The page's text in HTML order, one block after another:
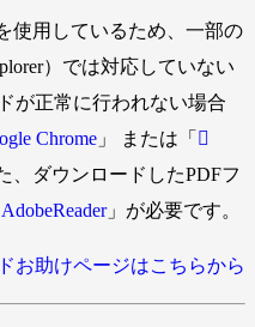
使用しているため、一部の
）では対応していない
が正常に行われない場合
Chrome 」 または「
、ダウンロードしたPDFフ
AdobeReader」が必要です。
お助けページはこちらから